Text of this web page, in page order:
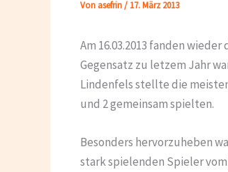
Von asefrin/ 17. März 2013
Am 16.03.2013 fanden
Gegensatz zu letzem Jahr
Lindenfels stellte die
und 2 gemeinsam spielten.
Besonders hervorzuheben
stark spielenden Spieler